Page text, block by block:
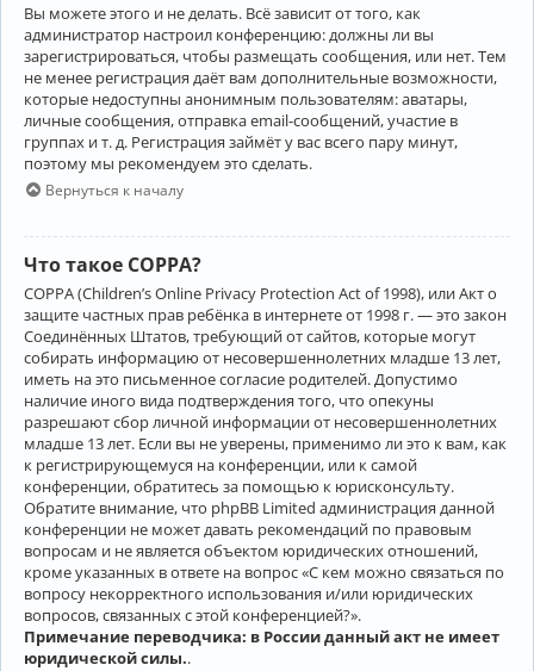
Вы можете этого и не делать. Всё зависит от того, как
администратор настроил конференцию: должны ли вы
зарегистрироваться, чтобы размещать сообщения, или нет. Тем
не менее регистрация даёт вам дополнительные возможности,
которые недоступны анонимным пользователям: аватары,
личные сообщения, отправка email-сообщений, участие в
группах и т. д. Регистрация займёт у вас всего пару минут,
поэтому мы рекомендуем это сделать.
Вернуться к началу
Что такое COPPA?
COPPA (Children’s Online Privacy Protection Act of 1998), или Акт о
защите частных прав ребёнка в интернете от 1998 г. — это закон
Соединённых Штатов, требующий от сайтов, которые могут
собирать информацию от несовершеннолетних младше 13 лет,
иметь на это письменное согласие родителей. Допустимо
наличие иного вида подтверждения того, что опекуны
разрешают сбор личной информации от несовершеннолетних
младше 13 лет. Если вы не уверены, применимо ли это к вам, как
к регистрирующемуся на конференции, или к самой
конференции, обратитесь за помощью к юрисконсульту.
Обратите внимание, что phpBB Limited администрация данной
конференции не может давать рекомендаций по правовым
вопросам и не является объектом юридических отношений,
кроме указанных в ответе на вопрос «С кем можно связаться по
вопросу некорректного использования и/или юридических
вопросов, связанных с этой конференцией?».
Примечание переводчика: в России данный акт не имеет
юридической силы..